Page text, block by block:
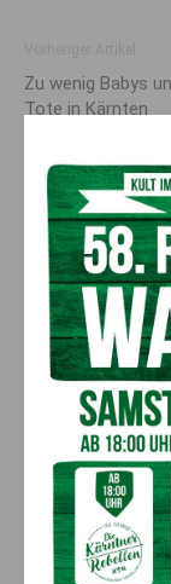
Zu wenig Babys
Tote in Kärnten
50